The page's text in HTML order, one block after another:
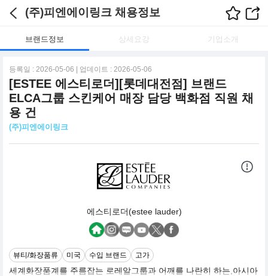
(주)피엔에이링크 채용정보
브랜드정보 상세요강 기업소개
등록일 : 2026-05-06 | 업데이트 : 2026-05-06
[ESTEE 에스티로더][롯데대전점] 브랜드
ELCA그룹 스킨케어 매장 담당 백화점 직원 채
용 건
(주)피엔에이링크
에스티로더(estee lauder)
뷰티/화장품류 미국 수입 브랜드 고가
세계화장품계를 주름잡는 로레알그룹과 어깨를 나란히 하는,아시아